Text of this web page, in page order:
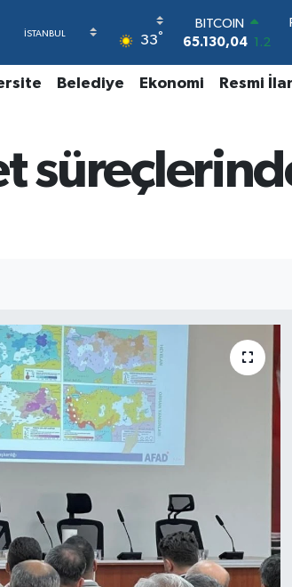
33°
BITCOIN
65.130,04 1.2
EURO
64,4046
GRAM ALTIN
6618.49
2.12
Belediye Ekonomi Resmi